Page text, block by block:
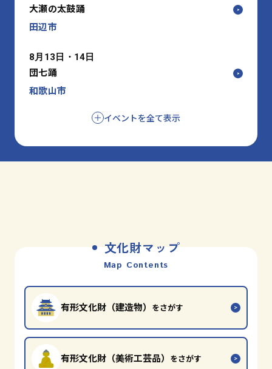
大瀬の太鼓踊
田辺市
8月13日・14日
団七踊
和歌山市
イベントを全て表示
文化財マップ
Map Contents
有形文化財（建造物） をさがす
有形文化財（美術工芸品） をさがす